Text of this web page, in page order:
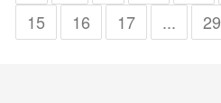
15
16 17 ... 29